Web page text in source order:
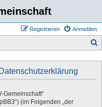
Anmelden
Registrieren
Gemeinschaft“
(im Folgenden „der